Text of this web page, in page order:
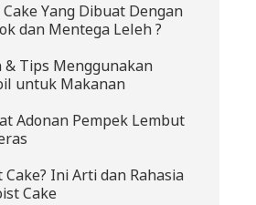
Yang Dibuat Dengan
dan Mentega Leleh ?
& Tips Menggunakan
untuk Makanan
Adonan Pempek Lembut
Ini Arti dan Rahasia
Cake